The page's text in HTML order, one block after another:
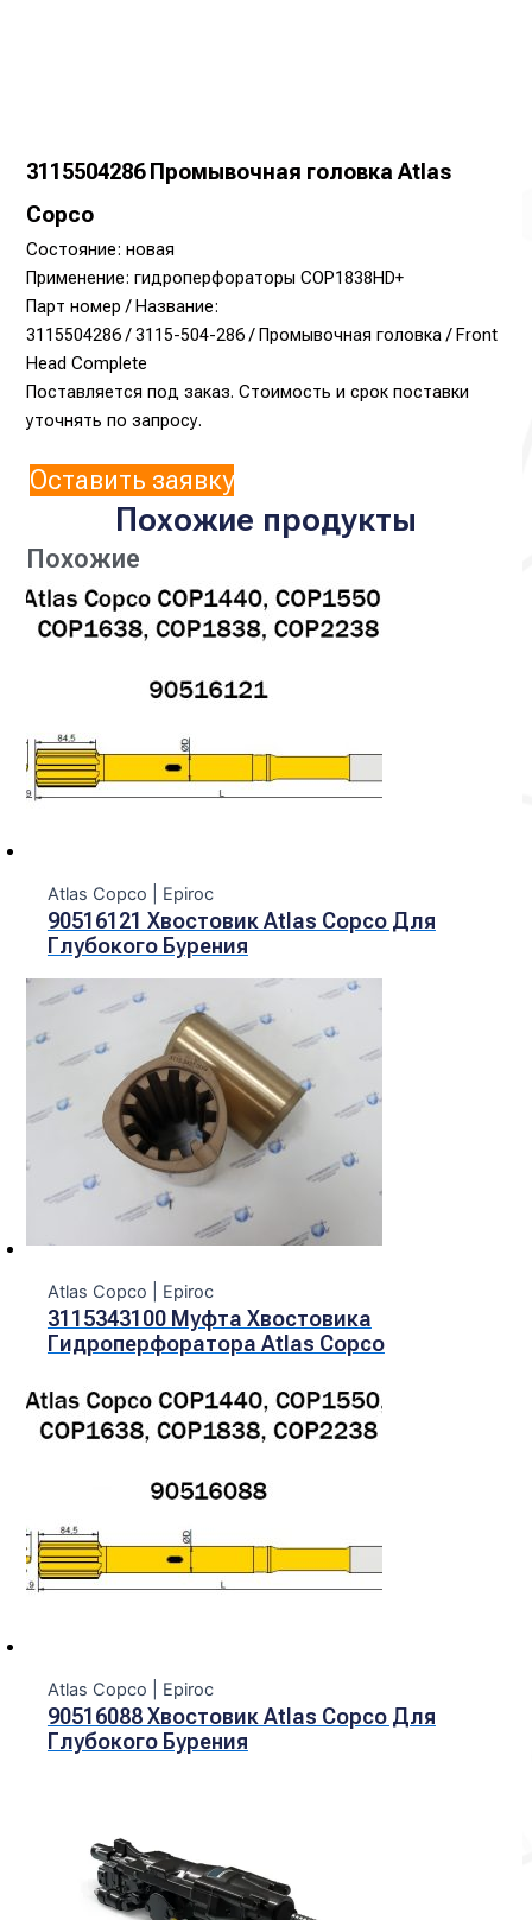
3115504286 Промывочная головка Atlas
Copco
Состояние: новая
Применение: гидроперфораторы COP1838HD+
Парт номер / Название:
3115504286 / 3115-504-286 / Промывочная головка / Front
Head Complete
Поставляется под заказ. Стоимость и срок поставки
уточнять по запросу.
Оставить заявку
Похожие продукты
Похожие
Atlas Copco | Epiroc
90516121 Хвостовик Atlas Copco Для
Глубокого Бурения
Atlas Copco | Epiroc
3115343100 Муфта Хвостовика
Гидроперфоратора Atlas Copco
Atlas Copco | Epiroc
90516088 Хвостовик Atlas Copco Для
Глубокого Бурения